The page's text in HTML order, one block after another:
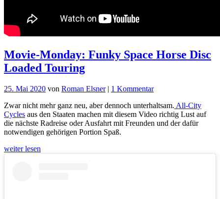
Movie-Monday: Funky Space Horse Disc
Loaded Touring
25. Mai 2020 von Roman Elsner| 1 Kommentarzu
Monday:
Funky
Space
Zwar nicht mehr ganz neu, aber dennoch unterhaltsam. All-City
Cycles aus den Staaten machen mit diesem Video richtig Lust auf
die nächste Radreise oder Ausfahrt mit Freunden und der dafür
notwendigen gehörigen Portion Spaß.
weiter lesen